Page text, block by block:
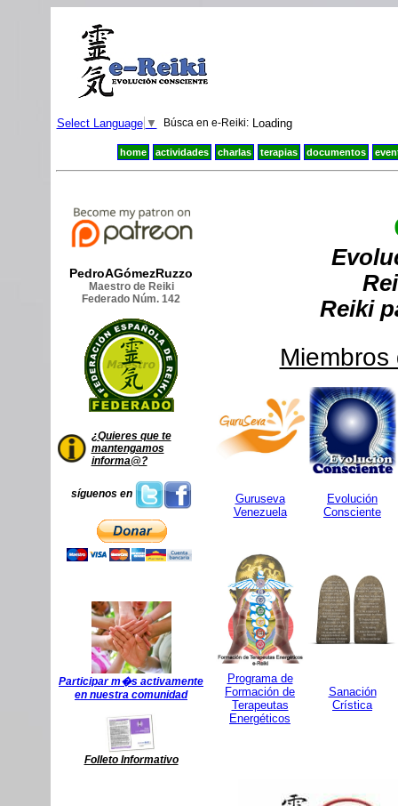
Select Language ▼ Búsca en e-Reiki: Loading
home actividades charlas terapias documentos
PedroAGómezRuzzo
Maestro de Reiki
Federado Núm. 142
¿Quieres que te
mantengamos
informa@?
síguenos en
Participar m�s activamente
en nuestra comunidad
Folleto Informativo
Reiki
Miembros
Guruseva
Venezuela
Evolución
Consciente
Programa de
Formación de
Terapeutas
Energéticos
Sanación
Crística